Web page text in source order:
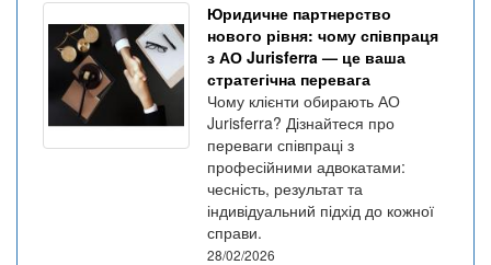
Юридичне партнерство
нового рівня: чому співпраця
з АО Jurisferra — це ваша
стратегічна перевага
Чому клієнти обирають АО
Jurisferra? Дізнайтеся про
переваги співпраці з
професійними адвокатами:
чесність, результат та
індивідуальний підхід до кожної
справи.
28/02/2026